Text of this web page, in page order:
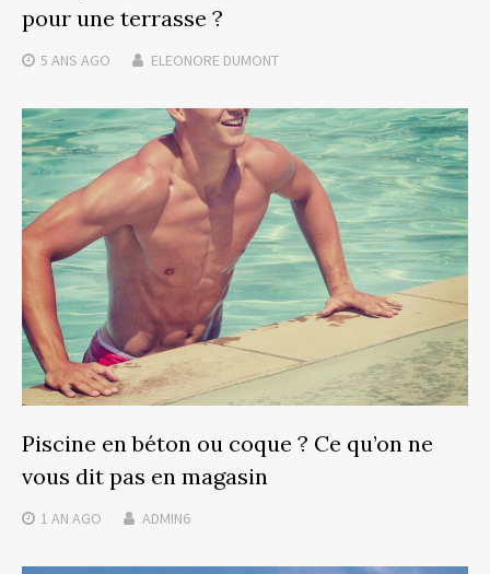
pour une terrasse ?
5 ANS AGO ELEONORE DUMONT
Piscine en béton ou coque ? Ce qu’on ne
vous dit pas en magasin
1 AN AGO ADMIN6